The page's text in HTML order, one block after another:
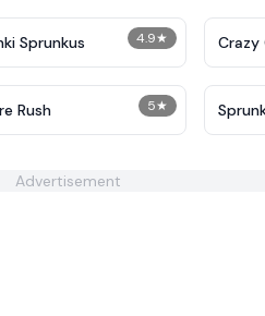
4.9★
Sprunkus Crazy
5★
Rush
Advertisement